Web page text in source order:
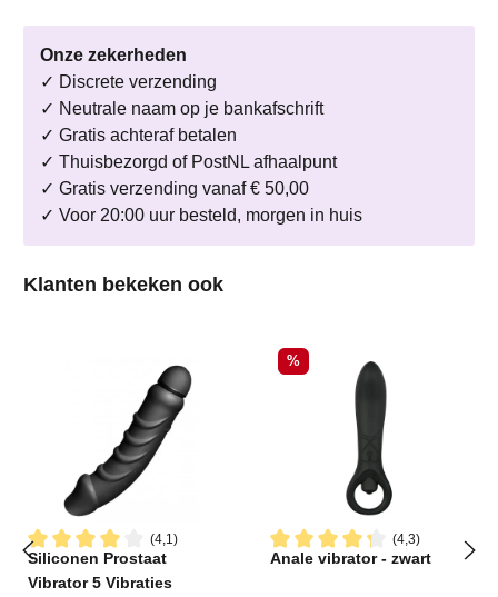
Onze zekerheden
✓ Discrete verzending
✓ Neutrale naam op je bankafschrift
✓ Gratis achteraf betalen
✓ Thuisbezorgd of PostNL afhaalpunt
✓ Gratis verzending vanaf € 50,00
✓ Voor 20:00 uur besteld, morgen in huis
Productgalerij overslaan
Klanten bekeken ook
(4,1)
Gemiddelde waardering van 4.1 van 5 sterren
Siliconen Prostaat
Vibrator 5 Vibraties
Korting
%
(4,3)
Gemiddelde waardering van
Anale vibrator - zwart